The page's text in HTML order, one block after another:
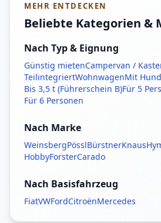
MEHR ENTDECKEN
Beliebte Kategorien &
Nach Typ & Eignung
Günstig mietenCampervan /
TeilintegriertWohnwagenMit Hund
Bis 3,5 t (Führerschein B)Für 5
Für 6 Personen
Nach Marke
WeinsbergPösslBürstnerKnaus
HobbyForsterCarado
Nach Basisfahrzeug
FiatVWFordCitroënMercedes